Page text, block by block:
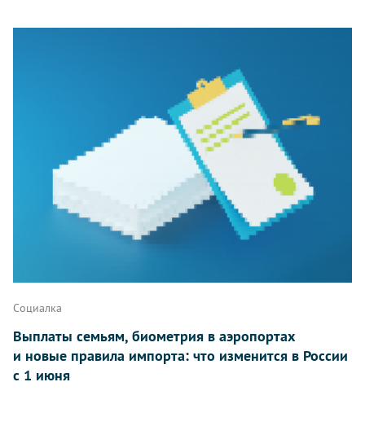
Социалка
Выплаты семьям, биометрия в аэропортах
и новые правила импорта: что изменится в России
с 1 июня